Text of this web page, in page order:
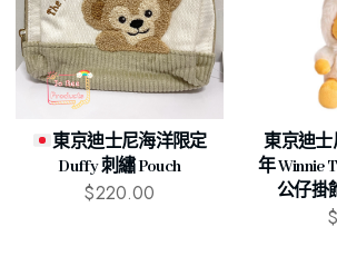
東京迪士尼海洋限定
Duffy 刺繡 Pouch
$220.00
東京迪士
年 Winnie
公仔掛
$